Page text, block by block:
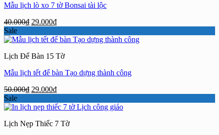
Mẫu lịch lò xo 7 tờ Bonsai tài lộc
40.000₫ Giá
là:
29.000₫Giá
tại
29.000₫.
Sale
Lịch Để Bàn 15 Tờ
Mẫu lịch tết để bàn Tạo dựng thành công
50.000₫ Giá
là:
29.000₫Giá
tại
29.000₫.
Sale
Lịch Nẹp Thiếc 7 Tờ